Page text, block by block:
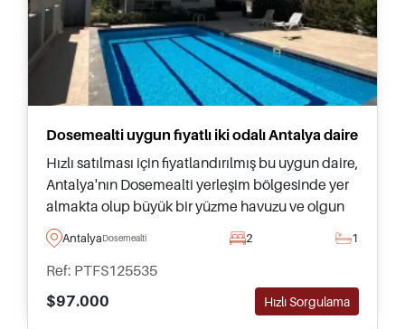
Dosemealti uygun fiyatlı iki odalı Antalya daire
Hızlı satılması için fiyatlandırılmış bu uygun daire,
Antalya'nın Dosemealti yerleşim bölgesinde yer
almakta olup büyük bir yüzme havuzu ve olgun
bahçelere erişime sahiptir. Ziyaretinizi ayarlamak
için bugün bizimle iletişime geçin.
AntalyaDosemealti 2 1
Ref: PTFS125535
$97.000
Hızlı Sorgulama